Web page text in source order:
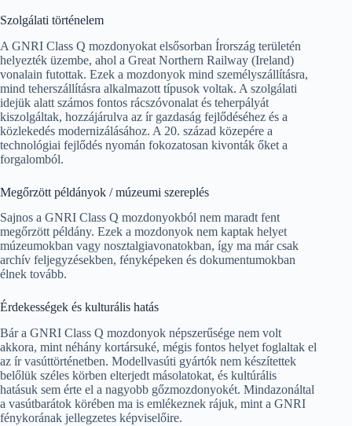
Szolgálati történelem
A GNRI Class Q mozdonyokat elsősorban Írország területén
helyezték üzembe, ahol a Great Northern Railway (Ireland)
vonalain futottak. Ezek a mozdonyok mind személyszállításra,
mind teherszállításra alkalmazott típusok voltak. A szolgálati
idejük alatt számos fontos rácszóvonalat és teherpályát
kiszolgáltak, hozzájárulva az ír gazdaság fejlődéséhez és a
közlekedés modernizálásához. A 20. század közepére a
technológiai fejlődés nyomán fokozatosan kivonták őket a
forgalomból.
Megőrzött példányok / múzeumi szereplés
Sajnos a GNRI Class Q mozdonyokból nem maradt fent
megőrzött példány. Ezek a mozdonyok nem kaptak helyet
múzeumokban vagy nosztalgiavonatokban, így ma már csak
archív feljegyzésekben, fényképeken és dokumentumokban
élnek tovább.
Érdekességek és kulturális hatás
Bár a GNRI Class Q mozdonyok népszerűsége nem volt
akkora, mint néhány kortársuké, mégis fontos helyet foglaltak el
az ír vasúttörténetben. Modellvasúti gyártók nem készítettek
belőlük széles körben elterjedt másolatokat, és kultúrális
hatásuk sem érte el a nagyobb gőzmozdonyokét. Mindazonáltal
a vasútbarátok körében ma is emlékeznek rájuk, mint a GNRI
fénykorának jellegzetes képviselőire.